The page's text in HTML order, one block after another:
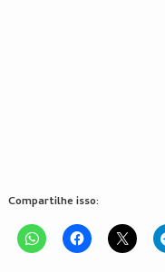
Compartilhe isso: